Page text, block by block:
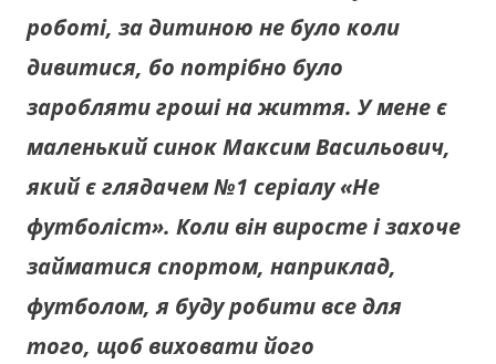
роботі, за дитиною не було коли
дивитися, бо потрібно було
заробляти гроші на життя. У мене є
маленький синок Максим Васильович,
який є глядачем №1 серіалу «Не
футболіст». Коли він виросте і захоче
займатися спортом, наприклад,
футболом, я буду робити все для
того, щоб виховати його